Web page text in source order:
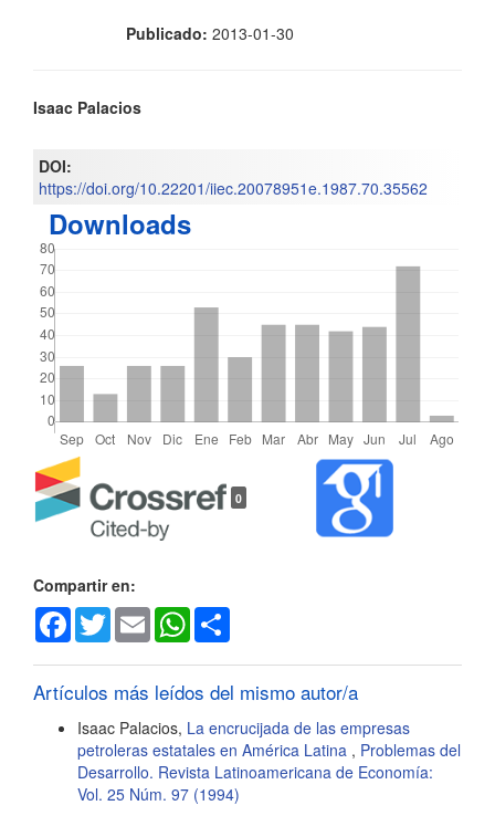
Publicado: 2013-01-30
Contenido
principal
del
artículo
Isaac Palacios
DOI:
https://doi.org/10.22201/iiec.20078951e.1987.70.35562
Downloads
Detalles
del
artículo
0
Compartir en:
Facebook
Twitter Email WhatsApp
Artículos más leídos del mismo autor/a
Isaac Palacios, La encrucijada de las empresas
petroleras estatales en América Latina , Problemas del
Desarrollo. Revista Latinoamericana de Economía:
Vol. 25 Núm. 97 (1994)